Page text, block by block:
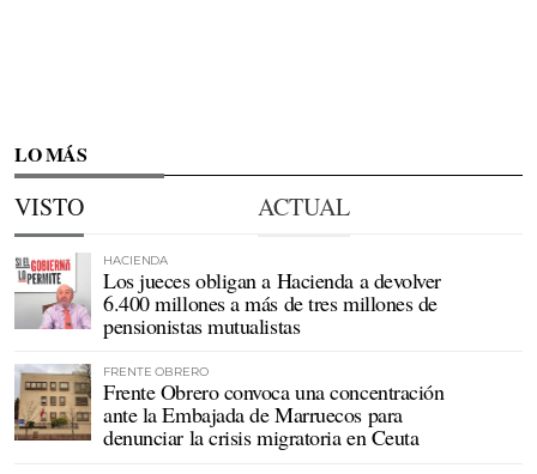
LO MÁS
VISTO ACTUAL
HACIENDA
Los jueces obligan a Hacienda a devolver
6.400 millones a más de tres millones de
pensionistas mutualistas
FRENTE OBRERO
Frente Obrero convoca una concentración
ante la Embajada de Marruecos para
denunciar la crisis migratoria en Ceuta